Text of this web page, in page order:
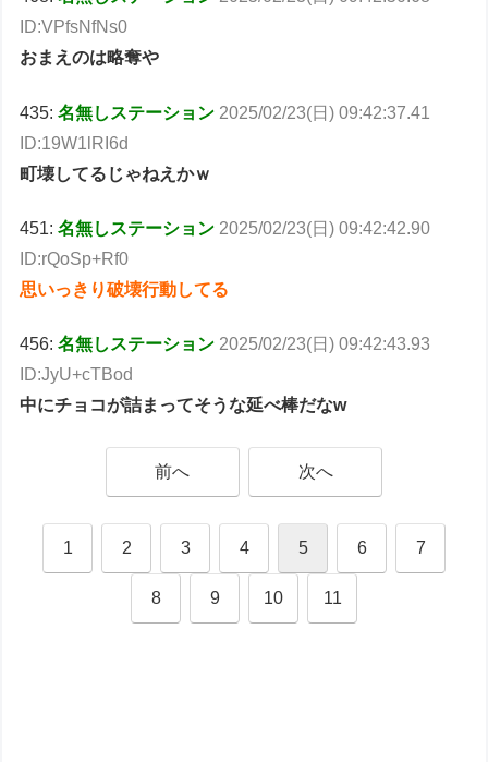
ID:VPfsNfNs0
おまえのは略奪や
435:名無しステーション 2025/02/23(日) 09:42:37.41
ID:19W1lRI6d
町壊してるじゃねえかｗ
451:名無しステーション 2025/02/23(日) 09:42:42.90
ID:rQoSp+Rf0
思いっきり破壊行動してる
456:名無しステーション 2025/02/23(日) 09:42:43.93
ID:JyU+cTBod
中にチョコが詰まってそうな延べ棒だなw
前へ 次へ
1 2 3 4 5 6 7
8 9 10 11